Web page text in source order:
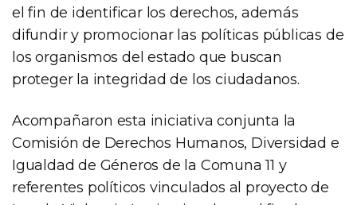
el fin de identificar los derechos, además
difundir y promocionar las políticas públicas de
los organismos del estado que buscan
proteger la integridad de los ciudadanos.
Acompañaron esta iniciativa conjunta la
Comisión de Derechos Humanos, Diversidad e
Igualdad de Géneros de la Comuna 11 y
referentes políticos vinculados al proyecto de